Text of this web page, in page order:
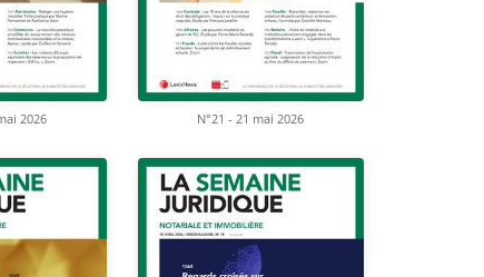
2026 N°21 - 21 mai 2026